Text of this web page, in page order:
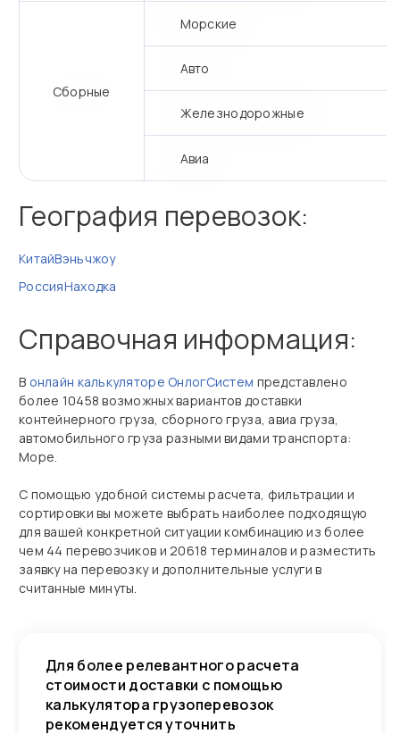
Сборные
Морские
Авто
Железнодорожные
Авиа
География перевозок:
КитайВэньчжоу
РоссияНаходка
Справочная информация:
В онлайн калькуляторе ОнлогСистем представлено
более 10458 возможных вариантов доставки
контейнерного груза, сборного груза, авиа груза,
автомобильного груза разными видами транспорта:
Море.
С помощью удобной системы расчета, фильтрации и
сортировки вы можете выбрать наиболее подходящую
для вашей конкретной ситуации комбинацию из более
чем 44 перевозчиков и 20618 терминалов и разместить
заявку на перевозку и дополнительные услуги в
считанные минуты.
Для более релевантного расчета
стоимости доставки с помощью
калькулятора грузоперевозок
рекомендуется уточнить